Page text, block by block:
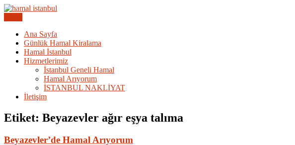
Skip
İstanbul Günlük Hamal | Hamal Arıyorum
Ana Sayfa
Günlük Hamal Kiralama
Hamal İstanbul
Hizmetlerimiz
İstanbul Geneli Hamal
Hamal Arıyorum
İSTANBUL NAKLİYAT
İletişim
Etiket: Beyazevler ağır eşya talıma
Beyazevler’de Hamal Arıyorum